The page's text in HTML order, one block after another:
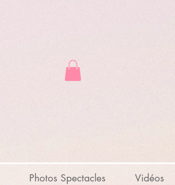
Photos Spectacles Vidéos